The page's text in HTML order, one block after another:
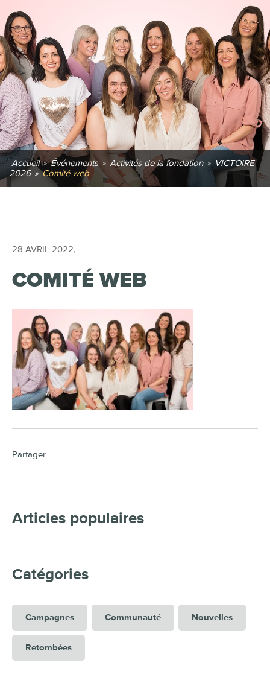
Accueil » Événements » Activités de la fondation » VICTOIRE
2026 » Comité web
28 AVRIL 2022,
COMITÉ WEB
Partager
Articles populaires
Catégories
Campagnes Communauté Nouvelles
Retombées